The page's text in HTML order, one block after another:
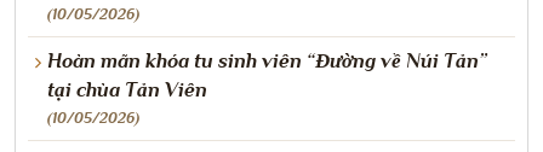
(10/05/2026)
Hoàn mãn khóa tu sinh viên “Đường về Núi Tản”
tại chùa Tản Viên
(10/05/2026)